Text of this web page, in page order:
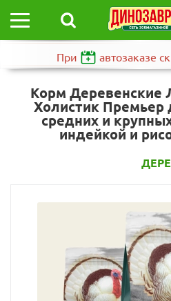
При автозаказе
Корм Деревенские
Холистик Премьер
средних и
индейкой и